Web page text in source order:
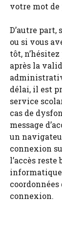
votre mot de
D’autre
ou si vous
tôt,
après la
délai, il est
service
cas de
message
un
connexion
l’accès reste
informatique
connexion.